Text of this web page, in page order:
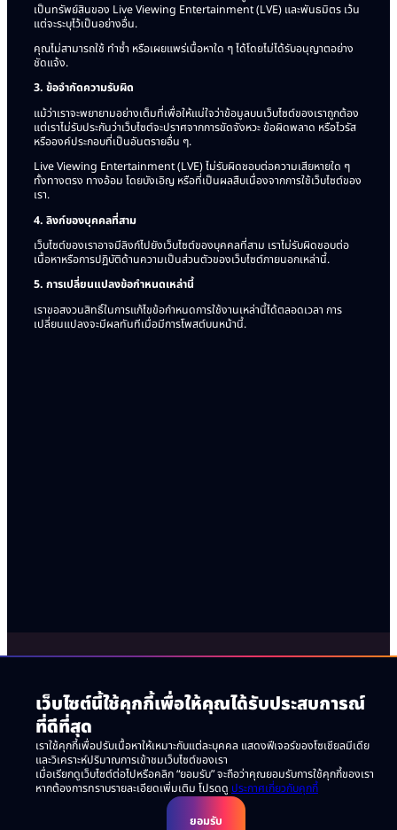
เป็นทรัพย์สินของ Live Viewing Entertainment (LVE) และพันธมิตร เว้น
แต่จะระบุไว้เป็นอย่างอื่น.
คุณไม่สามารถใช้ ทำซ้ำ หรือเผยแพร่เนื้อหาใด ๆ ได้โดยไม่ได้รับอนุญาตอย่าง
ชัดแจ้ง.
3. ข้อจำกัดความรับผิด
แม้ว่าเราจะพยายามอย่างเต็มที่เพื่อให้แน่ใจว่าข้อมูลบนเว็บไซต์ของเราถูกต้อง
แต่เราไม่รับประกันว่าเว็บไซต์จะปราศจากการขัดจังหวะ ข้อผิดพลาด หรือไวรัส
หรือองค์ประกอบที่เป็นอันตรายอื่น ๆ.
Live Viewing Entertainment (LVE) ไม่รับผิดชอบต่อความเสียหายใด ๆ
ทั้งทางตรง ทางอ้อม โดยบังเอิญ หรือที่เป็นผลสืบเนื่องจากการใช้เว็บไซต์ของ
เรา.
4. ลิงก์ของบุคคลที่สาม
เว็บไซต์ของเราอาจมีลิงก์ไปยังเว็บไซต์ของบุคคลที่สาม เราไม่รับผิดชอบต่อ
เนื้อหาหรือการปฏิบัติด้านความเป็นส่วนตัวของเว็บไซต์ภายนอกเหล่านี้.
5. การเปลี่ยนแปลงข้อกำหนดเหล่านี้
เราขอสงวนสิทธิ์ในการแก้ไขข้อกำหนดการใช้งานเหล่านี้ได้ตลอดเวลา การ
เปลี่ยนแปลงจะมีผลทันทีเมื่อมีการโพสต์บนหน้านี้.
โปรดระบุข้อมูลการติดต่อของคุณ
เว็บไซต์นี้ใช้คุกกี้เพื่อให้คุณได้รับประสบการณ์
ที่ดีที่สุด
เราใช้คุกกี้เพื่อปรับเนื้อหาให้เหมาะกับแต่ละบุคคล แสดงฟีเจอร์ของโซเชียลมีเดีย
และวิเคราะห์ปริมาณการเข้าชมเว็บไซต์ของเรา
เมื่อเรียกดูเว็บไซต์ต่อไปหรือคลิก “ยอมรับ” จะถือว่าคุณยอมรับการใช้คุกกี้ของเรา
หากต้องการทราบรายละเอียดเพิ่มเติม โปรดดู ประกาศเกี่ยวกับคุกกี้
ยอมรับ